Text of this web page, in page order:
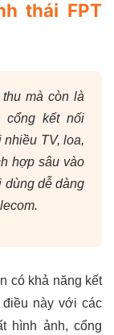
thái FPT
mà còn là
cổng kết nối
TV, loa,
hợp sâu vào
dùng dễ dàng
có khả năng kết
này với các
hình ảnh, cổng